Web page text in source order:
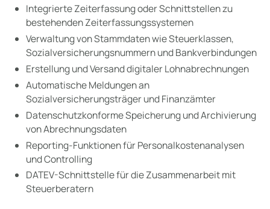
Integrierte Zeiterfassung oder Schnittstellen zu
bestehenden Zeiterfassungssystemen
Verwaltung von Stammdaten wie Steuerklassen,
Sozialversicherungsnummern und Bankverbindungen
Erstellung und Versand digitaler Lohnabrechnungen
Automatische Meldungen an
Sozialversicherungsträger und Finanzämter
Datenschutzkonforme Speicherung und Archivierung
von Abrechnungsdaten
Reporting-Funktionen für Personalkostenanalysen
und Controlling
DATEV-Schnittstelle für die Zusammenarbeit mit
Steuerberatern